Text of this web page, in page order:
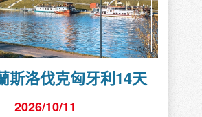
斯洛伐克匈牙利14天
2026/10/11